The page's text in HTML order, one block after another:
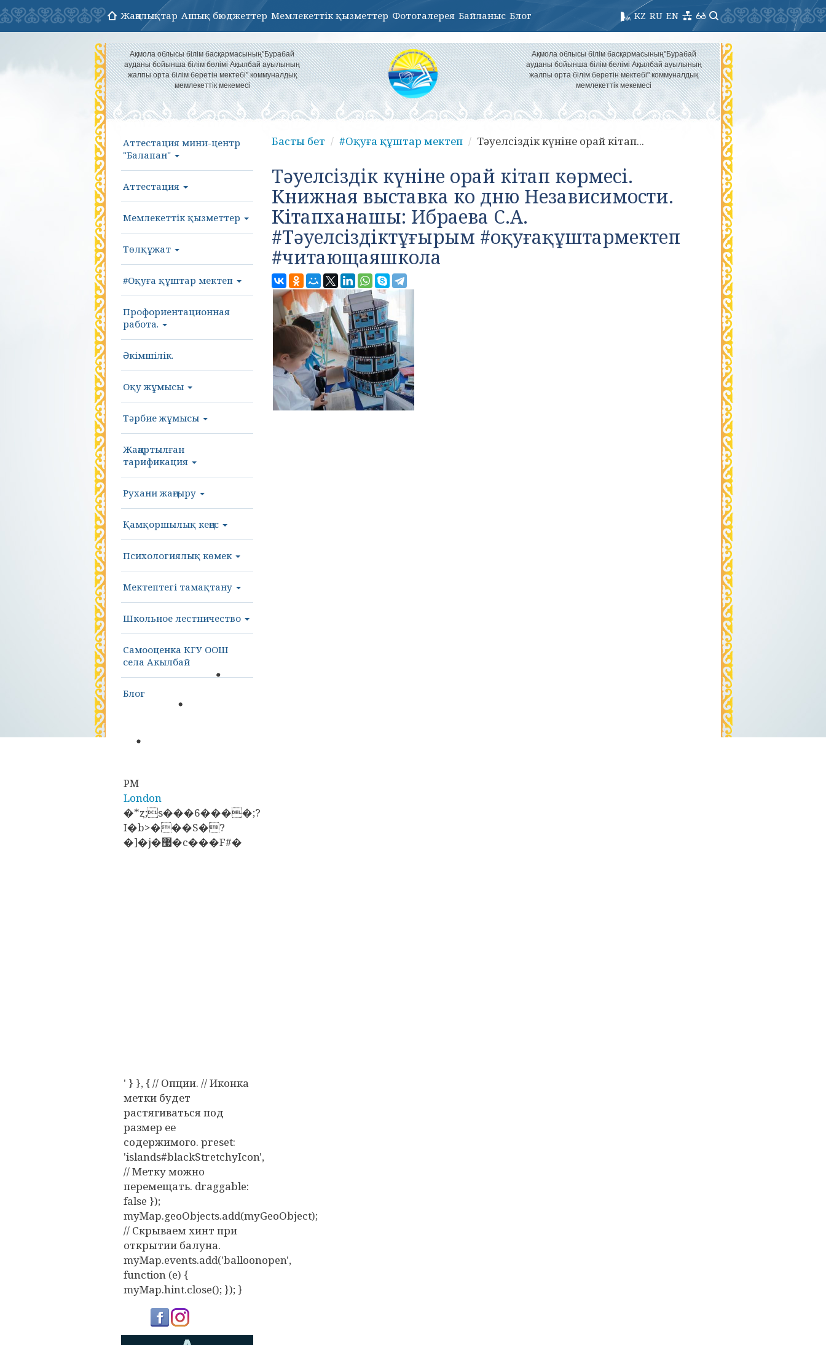
Жаңалықтар Ашық бюджеттер Мемлекеттік қызметтер Фотогалерея Байланыс Блог EN
RU
KZ
Ақмола облысы білім басқармасының"Бурабай
ауданы бойынша білім бөлімі Ақылбай ауылының
жалпы орта білім беретін мектебі" коммуналдық
мемлекеттік мекемесі
Ақмола облысы білім басқармасының"Бурабай
ауданы бойынша білім бөлімі Ақылбай ауылының
жалпы орта білім беретін мектебі" коммуналдық
мемлекеттік мекемесі
Аттестация мини-центр
"Балапан"
Аттестация
Мемлекеттік қызметтер
Төлқұжат
#Оқуға құштар мектеп
Профориентационная
работа.
Әкімшілік.
Оқу жұмысы
Тәрбие жұмысы
Жаңартылған
тарификация
Рухани жаңғыру
Қамқоршылық кеңес
Психологиялық көмек
Мектептегі тамақтану
Школьное лестничество
Самооценка КГУ ООШ
села Акылбай
Блог
PM
London
�*ȥ;s���6����;?
I�b>���S�?
�]�j�޷�c���F#�
' } }, { // Опции. // Иконка
метки будет
растягиваться под
размер ее
содержимого. preset:
'islands#blackStretchyIcon',
// Метку можно
перемещать. draggable:
false });
myMap.geoObjects.add(myGeoObject);
// Скрываем хинт при
открытии балуна.
myMap.events.add('balloonopen',
function (e) {
myMap.hint.close(); }); }
Басты бет #Оқуға құштар мектеп Тәуелсіздік күніне орай кітап...
Тәуелсіздік күніне орай кітап көрмесі.
Книжная выставка ко дню Независимости.
Кітапханашы: Ибраева С.А.
#Тәуелсіздіктұғырым #оқуғақұштармектеп
#читающаяшкола